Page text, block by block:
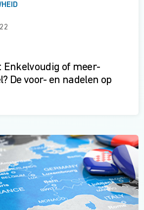
Enkel­vou­dig of meer­
De voor- en nadelen op